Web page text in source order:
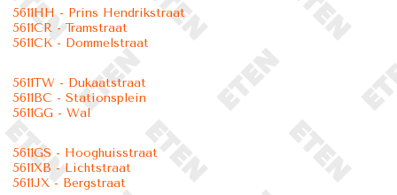
5611HH - Prins Hendrikstraat
5611CR - Tramstraat
5611CK - Dommelstraat
5611TW - Dukaatstraat
5611BC - Stationsplein
5611GG - Wal
5611GS - Hooghuisstraat
5611XB - Lichtstraat
5611JX - Bergstraat